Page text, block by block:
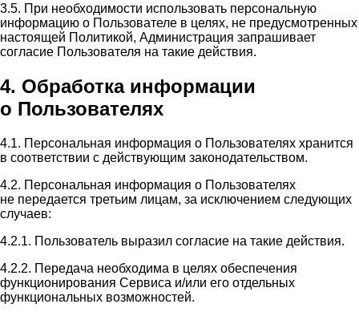
3.5. При необходимости использовать персональную
информацию о Пользователе в целях, не предусмотренных
настоящей Политикой, Администрация запрашивает
согласие Пользователя на такие действия.
4. Обработка информации
о Пользователях
4.1. Персональная информация о Пользователях хранится
в соответствии с действующим законодательством.
4.2. Персональная информация о Пользователях
не передается третьим лицам, за исключением следующих
случаев:
4.2.1. Пользователь выразил согласие на такие действия.
4.2.2. Передача необходима в целях обеспечения
функционирования Сервиса и/или его отдельных
функциональных возможностей.